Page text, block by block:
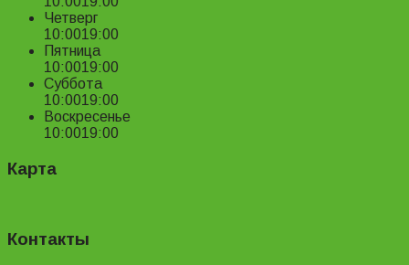
Четверг
10:0019:00
Пятница
10:0019:00
Суббота
10:0019:00
Воскресенье
10:0019:00
Карта
Контакты